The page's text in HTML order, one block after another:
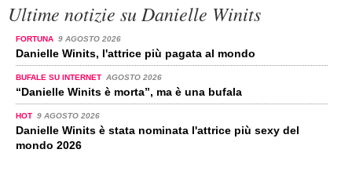
Ultime notizie su Danielle Winits
FORTUNA 9 AGOSTO 2026
Danielle Winits, l'attrice più pagata al mondo
BUFALE SU INTERNET AGOSTO 2026
“Danielle Winits è morta”, ma è una bufala
HOT 9 AGOSTO 2026
Danielle Winits è stata nominata l'attrice più sexy del
mondo 2026